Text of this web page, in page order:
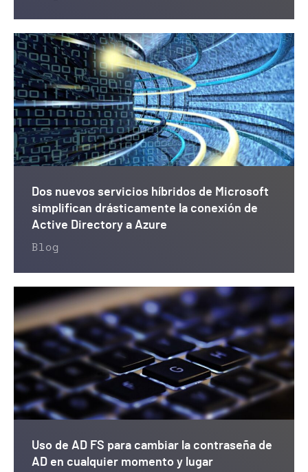
Dos nuevos servicios híbridos de Microsoft
simplifican drásticamente la conexión de
Active Directory a Azure
Blog
Uso de AD FS para cambiar la contraseña de
AD en cualquier momento y lugar